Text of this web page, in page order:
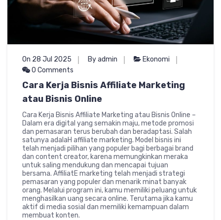
On 28 Jul 2025 By admin
Ekonomi
0 Comments
Cara Kerja Bisnis Affiliate Marketing
atau Bisnis Online
Cara Kerja Bisnis Affiliate Marketing atau Bisnis Online –
Dalam era digital yang semakin maju, metode promosi
dan pemasaran terus berubah dan beradaptasi. Salah
satunya adalaH affiliate marketing. Model bisnis ini
telah menjadi pilihan yang populer bagi berbagai brand
dan content creator, karena memungkinkan meraka
untuk saling mendukung dan mencapai tujuan
bersama. AffiliatE marketing telah menjadi strategi
pemasaran yang populer dan menarik minat banyak
orang. Melalui program ini, kamu memiliki peluang untuk
menghasilkan uang secara online. Terutama jika kamu
aktif di media sosial dan memiliki kemampuan dalam
membuat konten.